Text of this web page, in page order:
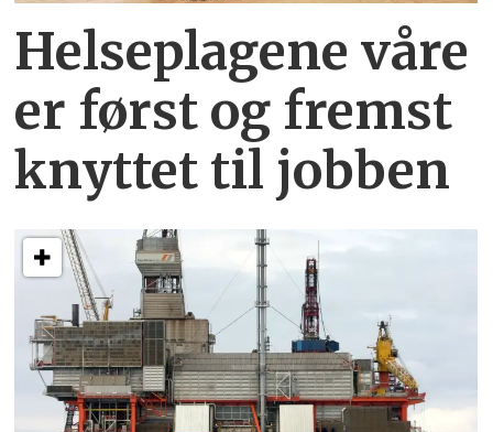
Helseplagene våre
er først og fremst
knyttet til jobben